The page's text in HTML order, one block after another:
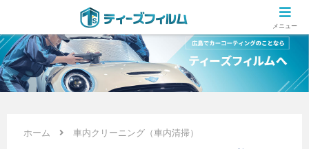
広島のカーコーティング専門店 ティーズフィルムの施工ブログ
ホーム 車内クリーニング（車内清掃）
メニュー